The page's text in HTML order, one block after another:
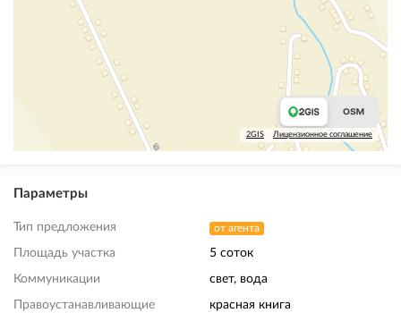
2GIS Лицензионное соглашение
Параметры
Тип предложения от агента
Площадь участка 5 соток
Коммуникации свет, вода
Правоустанавливающие
красная книга